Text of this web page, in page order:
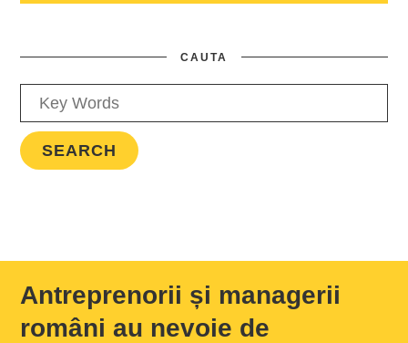
CAUTA
Antreprenorii și managerii
români au nevoie de